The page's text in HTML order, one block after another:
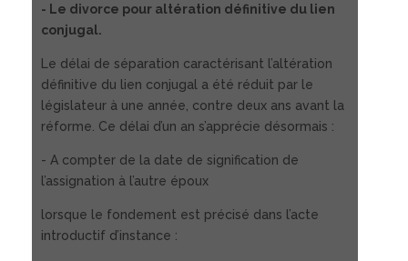
- Le divorce pour altération définitive du lien
conjugal.
Le délai de séparation caractérisant l’altération
définitive du lien conjugal a été réduit par le
législateur à une année, contre deux ans avant la
réforme. Ce délai d’un an s’apprécie désormais :
- A compter de la date de signification de
l’assignation à l’autre époux
lorsque le fondement est précisé dans l’acte
introductif d’instance :